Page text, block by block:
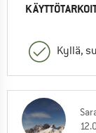
Kyllä,